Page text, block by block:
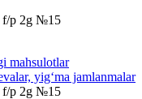
f/p 2g №15
mahsulotlar
yig‘ma jamlanmalar
f/p 2g №15